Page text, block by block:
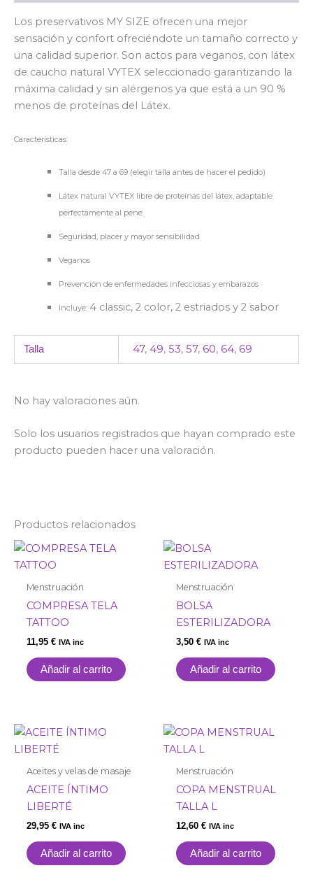
Los preservativos MY SIZE ofrecen una mejor
sensación y confort ofreciéndote un tamaño correcto y
una calidad superior. Son actos para veganos, con látex
de caucho natural VYTEX seleccionado garantizando la
máxima calidad y sin alérgenos ya que está a un 90 %
menos de proteínas del Látex.
Características:
Talla desde 47 a 69 (elegir talla antes de hacer el pedido)
Látex natural VYTEX libre de proteínas del látex, adaptable
perfectamente al pene.
Seguridad, placer y mayor sensibilidad
Veganos
Prevención de enfermedades infecciosas y embarazos
Incluye: 4 classic, 2 color, 2 estriados y 2 sabor
Talla 47, 49, 53, 57, 60, 64, 69
No hay valoraciones aún.
Solo los usuarios registrados que hayan comprado este
producto pueden hacer una valoración.
Productos relacionados
Menstruación
COMPRESA TELA
TATTOO
11,95 € IVA inc
Añadir al carrito
Menstruación
BOLSA
ESTERILIZADORA
3,50 € IVA inc
Añadir al carrito
Aceites y velas de masaje
ACEITE ÍNTIMO
LIBERTÉ
29,95 € IVA inc
Añadir al carrito
Menstruación
COPA MENSTRUAL
TALLA L
12,60 € IVA inc
Añadir al carrito